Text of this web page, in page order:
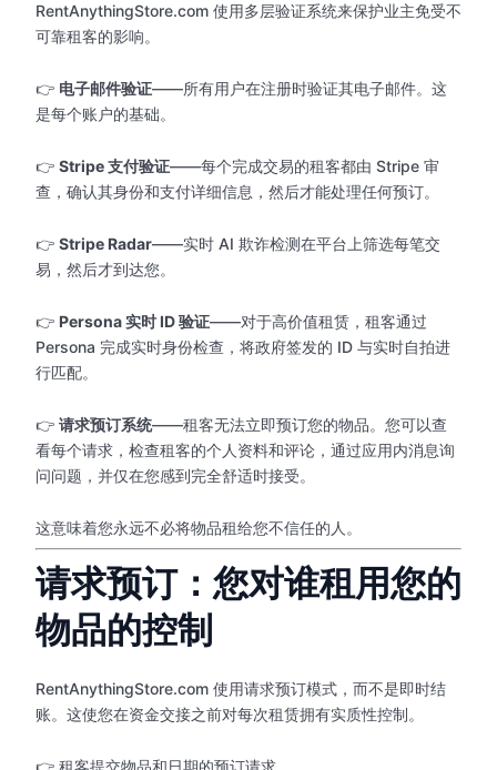
RentAnythingStore.com 使用多层验证系统来保护业主免受不
可靠租客的影响。
👉 电子邮件验证——所有用户在注册时验证其电子邮件。这
是每个账户的基础。
👉 Stripe 支付验证——每个完成交易的租客都由 Stripe 审
查，确认其身份和支付详细信息，然后才能处理任何预订。
👉 Stripe Radar——实时 AI 欺诈检测在平台上筛选每笔交
易，然后才到达您。
👉 Persona 实时 ID 验证——对于高价值租赁，租客通过
Persona 完成实时身份检查，将政府签发的 ID 与实时自拍进
行匹配。
👉 请求预订系统——租客无法立即预订您的物品。您可以查
看每个请求，检查租客的个人资料和评论，通过应用内消息询
问问题，并仅在您感到完全舒适时接受。
这意味着您永远不必将物品租给您不信任的人。
请求预订：您对谁租用您的
物品的控制
RentAnythingStore.com 使用请求预订模式，而不是即时结
账。这使您在资金交接之前对每次租赁拥有实质性控制。
👉 租客提交物品和日期的预订请求。